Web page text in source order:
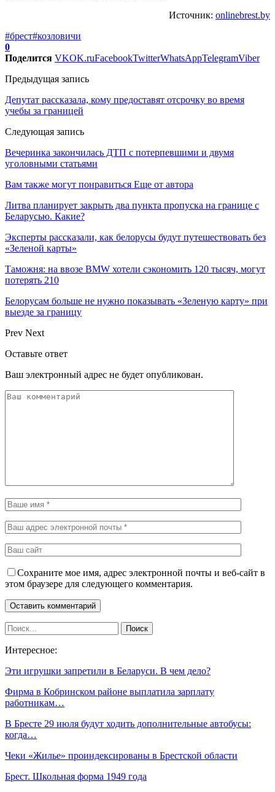
Источник: onlinebrest.by
#брест#козловичи
0
Поделится VKOK.ruFacebookTwitterWhatsAppTelegramViber
Предыдущая запись
Депутат рассказала, кому предоставят отсрочку во время
учебы за границей
Следующая запись
Вечеринка закончилась ДТП с потерпевшими и двумя
уголовными статьями
Вам также могут понравиться Еще от автора
Литва планирует закрыть два пункта пропуска на границе с
Беларусью. Какие?
Эксперты рассказали, как белорусы будут путешествовать без
«Зеленой карты»
Таможня: на ввозе BMW хотели сэкономить 120 тысяч, могут
потерять 210
Белорусам больше не нужно показывать «Зеленую карту» при
выезде за границу
Prev Next
Оставьте ответ
Ваш электронный адрес не будет опубликован.
Сохраните мое имя, адрес электронной почты и веб-сайт в
этом браузере для следующего комментария.
Интересное:
Эти игрушки запретили в Беларуси. В чем дело?
Фирма в Кобринском районе выплатила зарплату
работникам…
В Бресте 29 июля будут ходить дополнительные автобусы:
когда…
Чеки «Жилье» проиндексированы в Брестской области
Брест. Школьная форма 1949 года